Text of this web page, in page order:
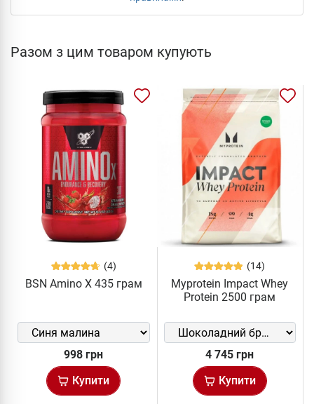
Разом з цим товаром купують
(4)
BSN Amino X 435 грам
998 грн
Купити
(14)
Myprotein Impact Whey
Protein 2500 грам
4 745 грн
Купити